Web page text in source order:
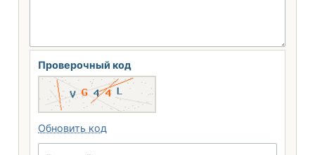
Проверочный код
Обновить код